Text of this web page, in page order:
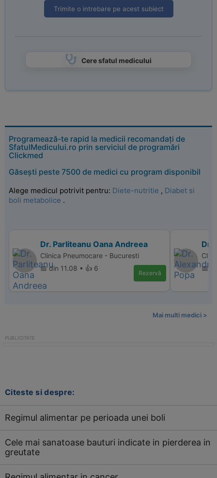
Trimite o intrebare pe acest subiect
Cere sfatul medicului
Programează-te rapid la medicii recomandați de
SfatulMedicului.ro prin serviciul de programări
Clickmed
Găsești peste 7500 de medici cu program disponibil
Alege medicul potrivit pentru: Diete-nutritie , Diabet si
boli metabolice .
Dr. Parliteanu Oana Andreea
Clinica Pneumocare - Bucuresti
📅 din 11.08 • 👍 6
Rezervă
Dr.
📅
Mai multi medici >
Citeste si despre:
Regimul alimentar pe perioada unei boli
Cele mai sanatoase bauturi indicate in pierderea in
greutate